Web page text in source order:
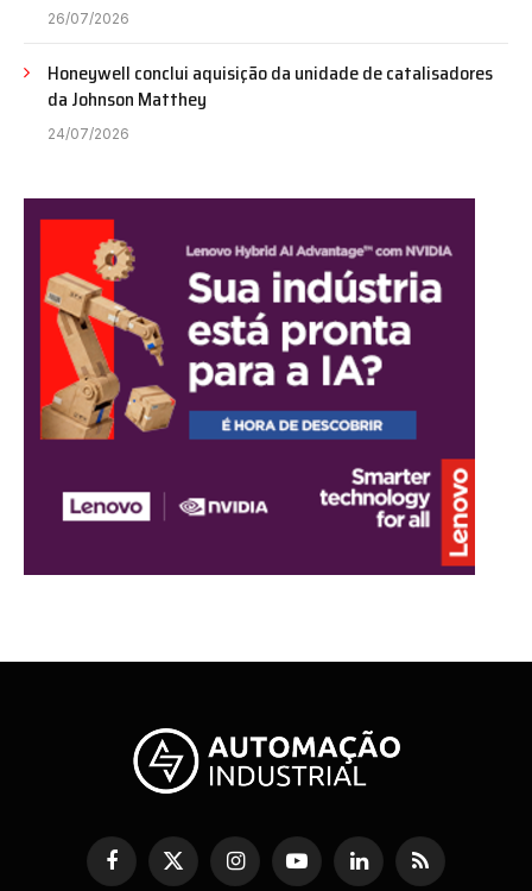
26/07/2026
Honeywell conclui aquisição da unidade de catalisadores
da Johnson Matthey
24/07/2026
Facebook
X
InstagramYouTubeLinkedInRSS